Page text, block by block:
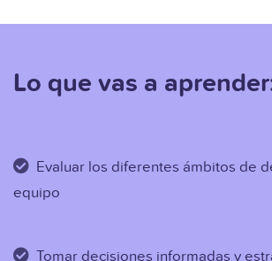
Lo que vas a
Evaluar los diferentes ámbitos de
equipo
Tomar decisiones informadas y